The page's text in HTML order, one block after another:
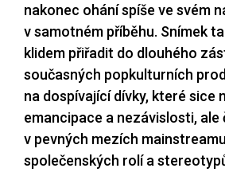
nakonec ohání spíše ve svém
v samotném příběhu. Snímek
klidem přiřadit do dlouhého
současných popkulturních
na dospívající dívky, které sice
emancipace a nezávislosti, ale
v pevných mezích
společenských rolí a